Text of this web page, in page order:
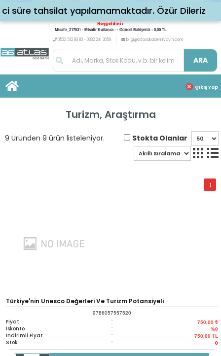
tahsilat yapılamamaktadır. Özür Dileriz
Hoşgeldiniz
Misafir_217031 - Misafir Kullanıcı - - Güncel Bakiyeniz : 0,00 TL
0533 512 93 83 - 0332 241 3059
bilgi@atlasakademiyayin.com
ARA
Çıkış Yap
Turizm, Araştırma
9 Üründen 9 ürün listeleniyor. Stokta Olanlar
1
Türkiye'nin Unesco Değerleri Ve Turizm Potansiyeli
9786057557520
Fiyat : 750,00 ₺
İskonto : %0
İndirimli Fiyat : 750,00 TL
Stok : 0